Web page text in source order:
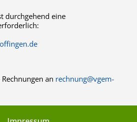
durchgehend eine
an rechnung@vgem-